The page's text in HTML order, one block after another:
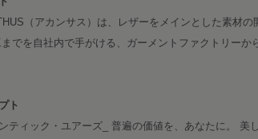
（アカンサス）は、レザーをメインとした素材
でを自社内で手がける、ガーメントファクトリーか
ト
ティック・ユアーズ_ 普遍の価値を、あなたに。 美